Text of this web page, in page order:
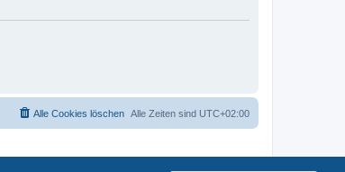
Alle Zeiten sind UTC+02:00
Alle Cookies löschen